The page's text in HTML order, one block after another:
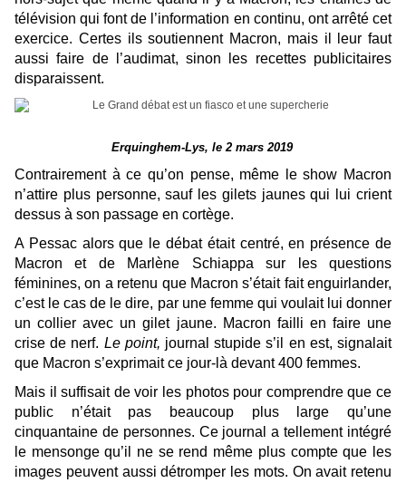
télévision qui font de l’information en continu, ont arrêté cet
exercice. Certes ils soutiennent Macron, mais il leur faut
aussi faire de l’audimat, sinon les recettes publicitaires
disparaissent.
Erquinghem-Lys, le 2 mars 2019
Contrairement à ce qu’on pense, même le show Macron
n’attire plus personne, sauf les gilets jaunes qui lui crient
dessus à son passage en cortège.
A Pessac alors que le débat était centré, en présence de
Macron et de Marlène Schiappa sur les questions
féminines, on a retenu que Macron s’était fait enguirlander,
c’est le cas de le dire, par une femme qui voulait lui donner
un collier avec un gilet jaune. Macron failli en faire une
crise de nerf. Le point, journal stupide s’il en est, signalait
que Macron s’exprimait ce jour-là devant 400 femmes.
Mais il suffisait de voir les photos pour comprendre que ce
public n’était pas beaucoup plus large qu’une
cinquantaine de personnes. Ce journal a tellement intégré
le mensonge qu’il ne se rend même plus compte que les
images peuvent aussi détromper les mots. On avait retenu